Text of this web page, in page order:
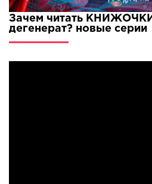
Зачем читать
дегенерат? новые серии